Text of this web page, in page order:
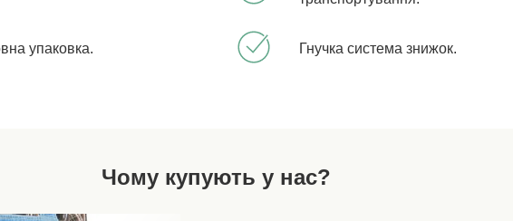
упаковка. Гнучка система знижок.
Чому купують у нас?